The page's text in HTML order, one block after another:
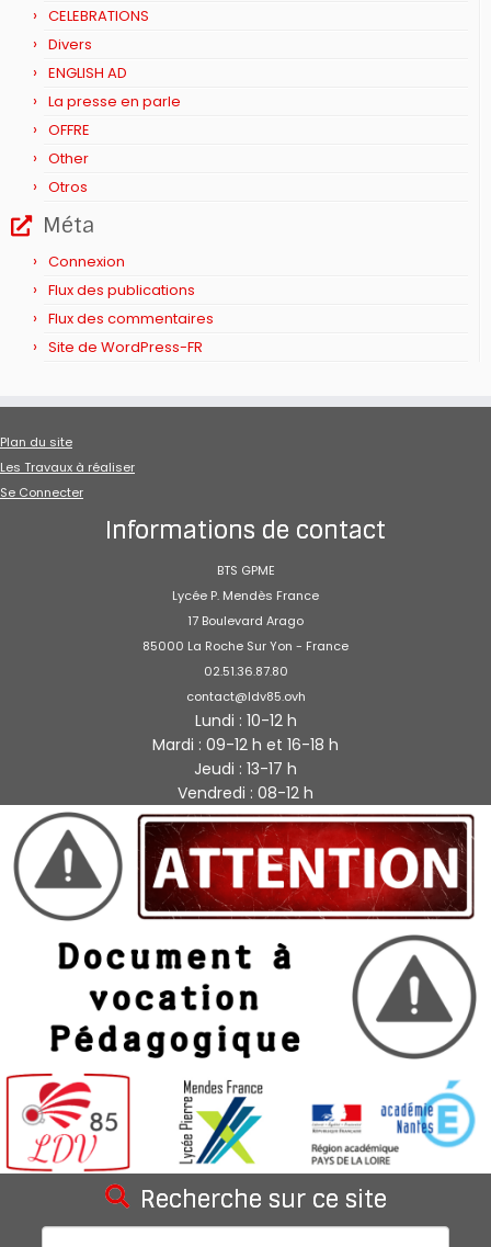
CELEBRATIONS
Divers
ENGLISH AD
La presse en parle
OFFRE
Other
Otros
Méta
Connexion
Flux des publications
Flux des commentaires
Site de WordPress-FR
Plan du site
Les Travaux à réaliser
Se Connecter
Informations de contact
BTS GPME
Lycée P. Mendès France
17 Boulevard Arago
85000 La Roche Sur Yon - France
02.51.36.87.80
contact@ldv85.ovh
Lundi : 10-12 h
Mardi : 09-12 h et 16-18 h
Jeudi : 13-17 h
Vendredi : 08-12 h
Recherche sur ce site